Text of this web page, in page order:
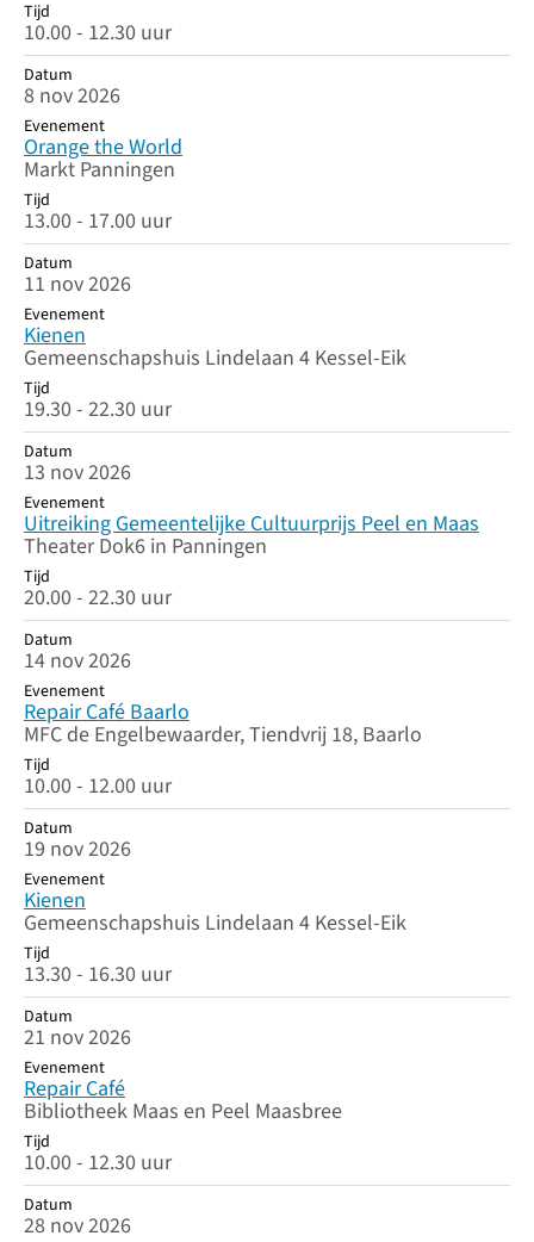
Tijd
10.00 - 12.30 uur
Datum
8 nov 2026
Evenement
Orange the World
Markt Panningen
Tijd
13.00 - 17.00 uur
Datum
11 nov 2026
Evenement
Kienen
Gemeenschapshuis Lindelaan 4 Kessel-Eik
Tijd
19.30 - 22.30 uur
Datum
13 nov 2026
Evenement
Uitreiking Gemeentelijke Cultuurprijs Peel en Maas
Theater Dok6 in Panningen
Tijd
20.00 - 22.30 uur
Datum
14 nov 2026
Evenement
Repair Café Baarlo
MFC de Engelbewaarder, Tiendvrij 18, Baarlo
Tijd
10.00 - 12.00 uur
Datum
19 nov 2026
Evenement
Kienen
Gemeenschapshuis Lindelaan 4 Kessel-Eik
Tijd
13.30 - 16.30 uur
Datum
21 nov 2026
Evenement
Repair Café
Bibliotheek Maas en Peel Maasbree
Tijd
10.00 - 12.30 uur
Datum
28 nov 2026